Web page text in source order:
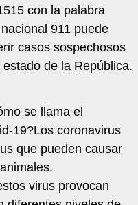
con la palabra
911 puede
casos sospechosos
de la República.
se llama el
19?Los coronavirus
que pueden causar
virus provocan